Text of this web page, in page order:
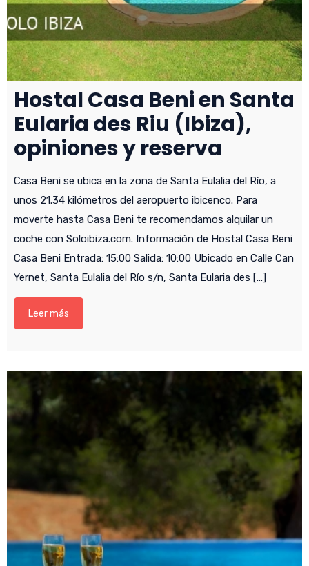
Hostal Casa Beni en Santa
Eularia des Riu (Ibiza),
opiniones y reserva
Casa Beni se ubica en la zona de Santa Eulalia del Río, a
unos 21.34 kilómetros del aeropuerto ibicenco. Para
moverte hasta Casa Beni te recomendamos alquilar un
coche con Soloibiza.com. Información de Hostal Casa Beni
Casa Beni Entrada: 15:00 Salida: 10:00 Ubicado en Calle Can
Yernet, Santa Eulalia del Río s/n, Santa Eularia des […]
Leer más